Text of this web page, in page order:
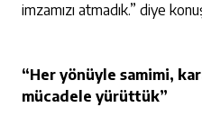
imzamızı atmadık.” diye
“Her yönüyle samimi,
mücadele yürüttük”